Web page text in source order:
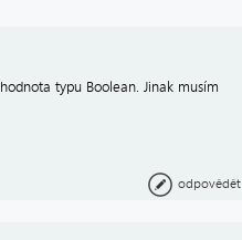
typu Boolean. Jinak musím
odpovědět